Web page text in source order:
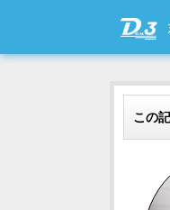
この